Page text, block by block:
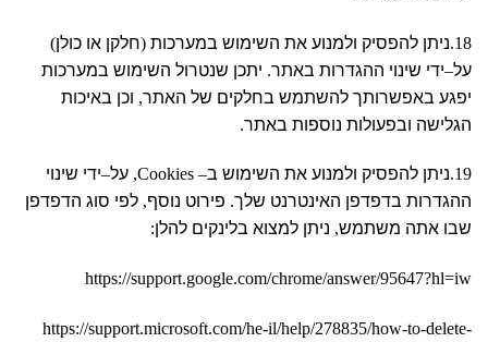
18. ניתן להפסיק ולמנוע את השימוש במערכות (חלקן או כולן)
על–ידי שינוי ההגדרות באתר. יתכן שנטרול השימוש במערכות
יפגע באפשרותך להשתמש בחלקים של האתר, וכן באיכות
הגלישה ובפעולות נוספות באתר.
19. ניתן להפסיק ולמנוע את השימוש ב– Cookies, על–ידי שינוי
ההגדרות בדפדפן האינטרנט שלך. פירוט נוסף, לפי סוג הדפדפן
שבו אתה משתמש, ניתן למצוא בלינקים להלן:
https://support.google.com/chrome/answer/95647?hl=iw
https://support.microsoft.com/he-il/help/278835/how-to-delete-